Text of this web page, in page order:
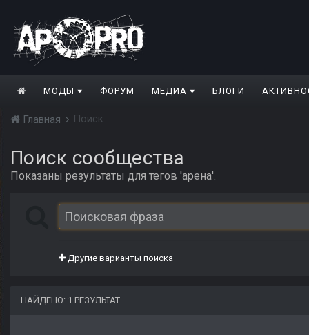
МОДЫ ФОРУМ МЕДИА БЛОГИ
Главная Поиск
Поиск сообщества
Показаны результаты для тегов 'арена'.
Другие варианты поиска
НАЙДЕНО: 1 РЕЗУЛЬТАТ